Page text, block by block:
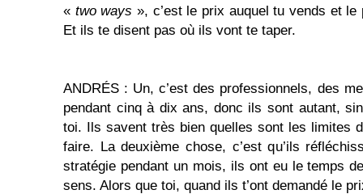
« two ways », c’est le prix auquel tu vends et le
Et ils te disent pas où ils vont te taper.
ANDRÉS : Un, c’est des professionnels, des
pendant cinq à dix ans, donc ils sont autant,
toi. Ils savent très bien quelles sont les limites
faire. La deuxième chose, c’est qu’ils
stratégie pendant un mois, ils ont eu le temps
sens. Alors que toi, quand ils t’ont demandé le